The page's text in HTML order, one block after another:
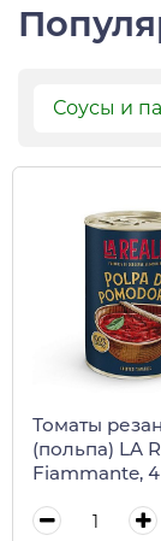
Соусы и
Томаты
(польпа) LA
Fiammante,